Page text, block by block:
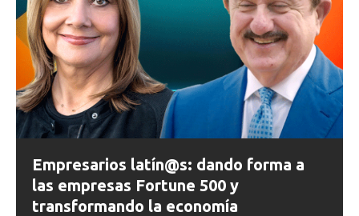
Empresarios latín@s: dando forma a
las empresas Fortune 500 y
transformando la economía